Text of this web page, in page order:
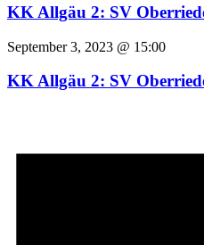
KK Allgäu 2: SV
September 3, 2023 @ 15:00
KK Allgäu 2: SV